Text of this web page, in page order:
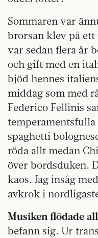
Sommaren var
brorsan klev på ett
var sedan flera år
och gift med en
bjöd hennes
middag som med
Federico Fellinis
spaghetti
röda allt medan
över bordsduken.
kaos. Jag insåg
avkrok i
Musiken flödade
befann sig. Ur